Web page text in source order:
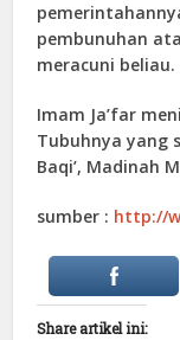
pembunuhan
meracuni beliau.
Imam Ja’far
Tubuhnya yang
Baqi’, Madinah
sumber : http://
Share artikel ini: